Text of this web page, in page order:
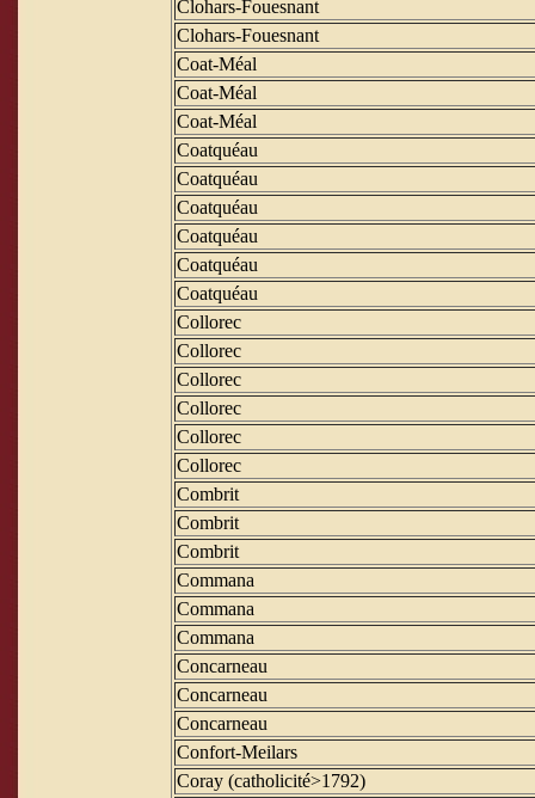
Clohars-Fouesnant
Clohars-Fouesnant
Coat-Méal
Coat-Méal
Coat-Méal
Coatquéau
Coatquéau
Coatquéau
Coatquéau
Coatquéau
Coatquéau
Collorec
Collorec
Collorec
Collorec
Collorec
Collorec
Combrit
Combrit
Combrit
Commana
Commana
Commana
Concarneau
Concarneau
Concarneau
Confort-Meilars
Coray (catholicité>1792)